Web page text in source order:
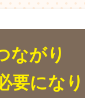
ながり
要になり